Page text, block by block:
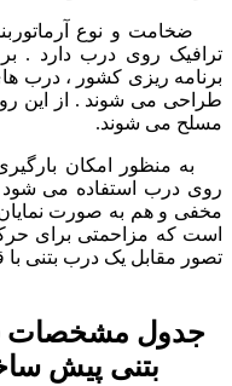
ضخامت و نوع
طراحی می شوند . از این رو
مسلح می شوند.
به منظور امکان
روی درب استفاده می شود
مخفی و هم به صورت
است که مزاحمتی برای
تصور مقابل یک درب بتنی
جدول مشخصات
بتنی پیش